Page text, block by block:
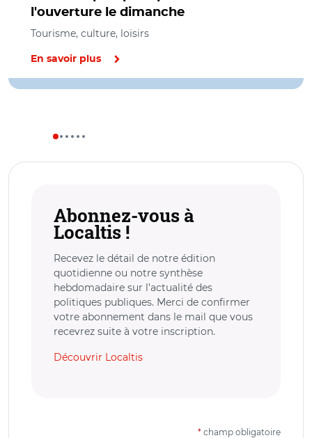
l'ouverture le dimanche
Tourisme, culture, loisirs
En savoir plus
Abonnez-vous à
Localtis !
Recevez le détail de notre édition
quotidienne ou notre synthèse
hebdomadaire sur l’actualité des
politiques publiques. Merci de confirmer
votre abonnement dans le mail que vous
recevrez suite à votre inscription.
Découvrir Localtis
* champ obligatoire